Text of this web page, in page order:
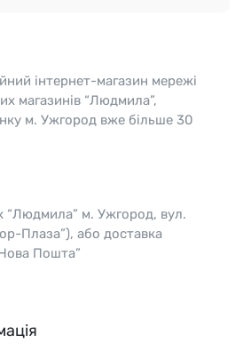
інтернет-магазин мережі
магазинів “Людмила”,
м. Ужгород вже більше 30
“Людмила” м. Ужгород, вул.
Плаза”), або доставка
Пошта”